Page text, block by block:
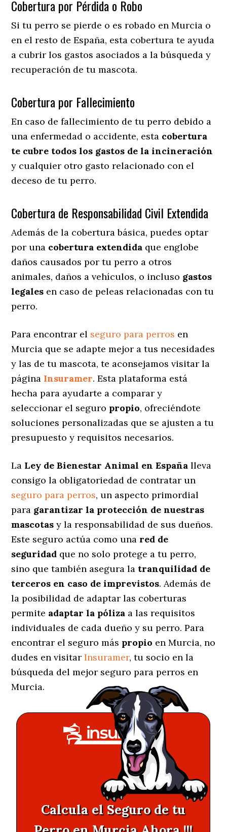
Cobertura por Pérdida o Robo
Si tu perro se pierde o es robado en Murcia o
en el resto de España, esta cobertura te ayuda
a cubrir los gastos asociados a la búsqueda y
recuperación de tu mascota.
Cobertura por Fallecimiento
En caso de fallecimiento de tu perro debido a
una enfermedad o accidente, esta cobertura
te cubre todos los gastos de la incineración
y cualquier otro gasto relacionado con el
deceso de tu perro.
Cobertura de Responsabilidad Civil Extendida
Además de la cobertura básica, puedes optar
por una cobertura extendida que englobe
daños causados por tu perro a otros
animales, daños a vehículos, o incluso gastos
legales en caso de peleas relacionadas con tu
perro.
Para encontrar el seguro para perros en
Murcia que se adapte mejor a tus necesidades
y las de tu mascota, te aconsejamos visitar la
página Insuramer. Esta plataforma está
hecha para ayudarte a comparar y
seleccionar el seguro propio, ofreciéndote
soluciones personalizadas que se ajusten a tu
presupuesto y requisitos necesarios.
La Ley de Bienestar Animal en España lleva
consigo la obligatoriedad de contratar un
seguro para perros, un aspecto primordial
para garantizar la protección de nuestras
mascotas y la responsabilidad de sus dueños.
Este seguro actúa como una red de
seguridad que no solo protege a tu perro,
sino que también asegura la tranquilidad de
terceros en caso de imprevistos. Además de
la posibilidad de adaptar las coberturas
permite adaptar la póliza a las requisitos
individuales de cada dueño y su perro. Para
encontrar el seguro más propio en Murcia, no
dudes en visitarInsuramer, tu socio en la
búsqueda del mejor seguro para perros en
Murcia.
Calcula el Seguro de tu